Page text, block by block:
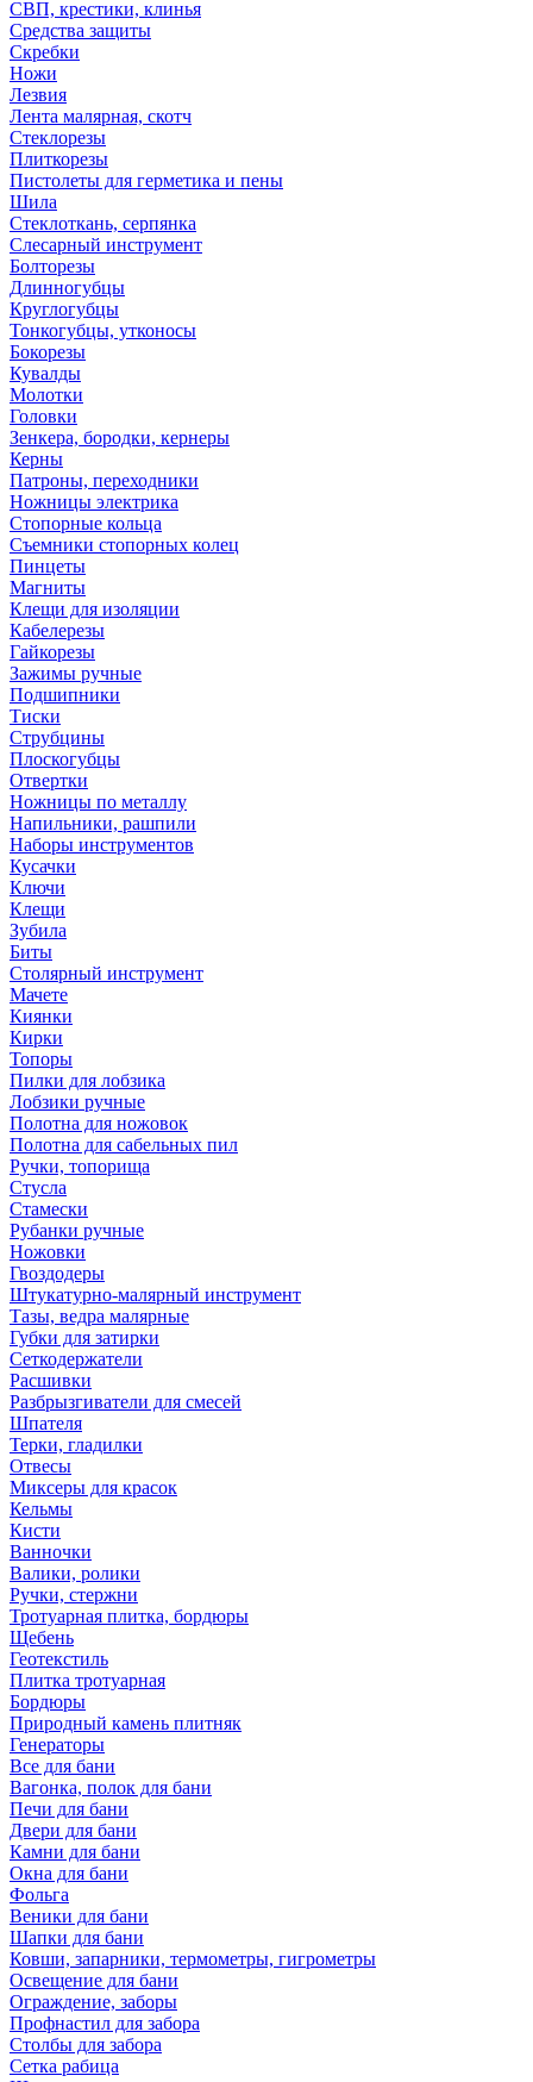
СВП, крестики, клинья
Средства защиты
Скребки
Ножи
Лезвия
Лента малярная, скотч
Стеклорезы
Плиткорезы
Пистолеты для герметика и пены
Шила
Стеклоткань, серпянка
Слесарный инструмент
Болторезы
Длинногубцы
Круглогубцы
Тонкогубцы, утконосы
Бокорезы
Кувалды
Молотки
Головки
Зенкера, бородки, кернеры
Керны
Патроны, переходники
Ножницы электрика
Стопорные кольца
Съемники стопорных колец
Пинцеты
Магниты
Клещи для изоляции
Кабелерезы
Гайкорезы
Зажимы ручные
Подшипники
Тиски
Струбцины
Плоскогубцы
Отвертки
Ножницы по металлу
Напильники, рашпили
Наборы инструментов
Кусачки
Ключи
Клещи
Зубила
Биты
Столярный инструмент
Мачете
Киянки
Кирки
Топоры
Пилки для лобзика
Лобзики ручные
Полотна для ножовок
Полотна для сабельных пил
Ручки, топорища
Стусла
Стамески
Рубанки ручные
Ножовки
Гвоздодеры
Штукатурно-малярный инструмент
Тазы, ведра малярные
Губки для затирки
Сеткодержатели
Расшивки
Разбрызгиватели для смесей
Шпателя
Терки, гладилки
Отвесы
Миксеры для красок
Кельмы
Кисти
Ванночки
Валики, ролики
Ручки, стержни
Тротуарная плитка, бордюры
Щебень
Геотекстиль
Плитка тротуарная
Бордюры
Природный камень плитняк
Генераторы
Все для бани
Вагонка, полок для бани
Печи для бани
Двери для бани
Камни для бани
Окна для бани
Фольга
Веники для бани
Шапки для бани
Ковши, запарники, термометры, гигрометры
Освещение для бани
Ограждение, заборы
Профнастил для забора
Столбы для забора
Сетка рабица